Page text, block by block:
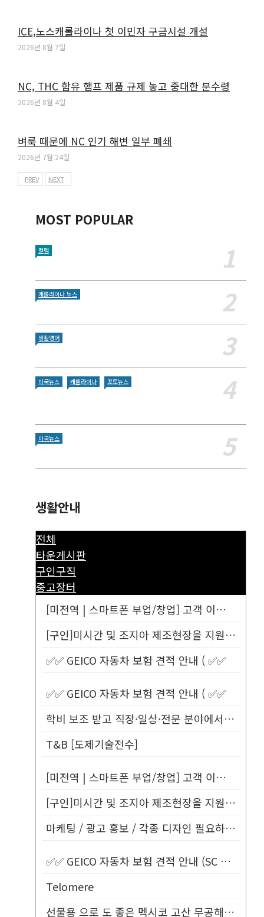
ICE,노스캐롤라이나 첫 이민자 구금시설 개설
2026년 8월 7일
NC, THC 함유 햄프 제품 규제 놓고 중대한 분수령
2026년 8월 4일
벼룩 때문에 NC 인기 해변 일부 폐쇄
2026년 7월 24일
PREV NEXT
MOST POPULAR
컬럼
캐롤라이나 뉴스
생활영어
미국뉴스 캐롤라이나 포토뉴스
미국뉴스
생활안내
전체
타운게시판
구인구직
중고장터
[미전역 | 스마트폰 부업/창업] 고객 이름만 넣으면 평생 연금 20% ...
[구인]미시간 및 조지아 제조현장을 지원할 Customer Service...
✅✅ GEICO 자동차 보험 견적 안내 ( ✅✅
✅✅ GEICO 자동차 보험 견적 안내 ( ✅✅
학비 보조 받고 직장·일상·전문 분야에서 바로 사용할 수 있는 영어 배우...
T&B [도제기술전수]
[미전역 | 스마트폰 부업/창업] 고객 이름만 넣으면 평생 연금 20% ...
[구인]미시간 및 조지아 제조현장을 지원할 Customer Service...
마케팅 / 광고 홍보 / 각종 디자인 필요하신 분!
✅✅ GEICO 자동차 보험 견적 안내 (SC Only) ✅✅
Telomere
선물용 으로 도 좋은 멕시코 고산 무공해 태양초 고추가루!